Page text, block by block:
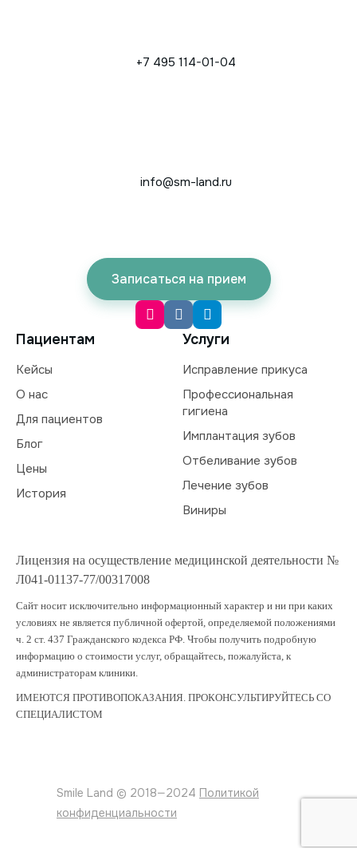
+7 495 114-01-04
info@sm-land.ru
Записаться на прием
Пациентам
Кейсы
О нас
Для пациентов
Блог
Цены
История
Услуги
Исправление прикуса
Профессиональная
гигиена
Имплантация зубов
Отбеливание зубов
Лечение зубов
Виниры
Лицензия на осуществление медицинской деятельности №
Л041-01137-77/00317008
Сайт носит исключительно информационный характер и ни при каких
условиях не является публичной офертой, определяемой положениями
ч. 2 ст. 437 Гражданского кодекса РФ. Чтобы получить подробную
информацию о стоимости услуг, обращайтесь, пожалуйста, к
администраторам клиники.
ИМЕЮТСЯ ПРОТИВОПОКАЗАНИЯ. ПРОКОНСУЛЬТИРУЙТЕСЬ СО
СПЕЦИАЛИСТОМ
Smile Land © 2018—2024 Политикой
конфиденциальности